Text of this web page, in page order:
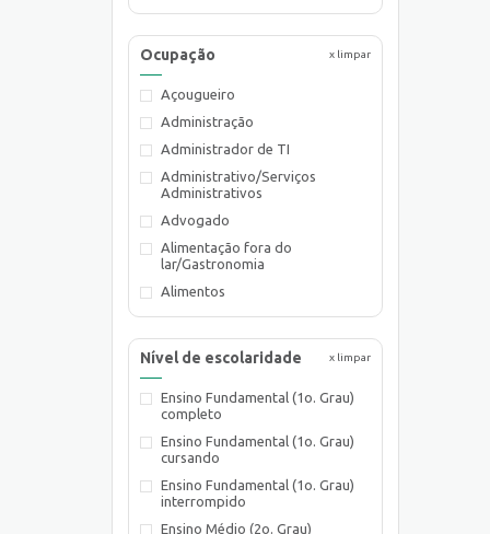
Técnico
x limpar
Ocupação
Açougueiro
Administração
Administrador de TI
Administrativo/Serviços
Administrativos
Advogado
Alimentação fora do
lar/Gastronomia
Alimentos
Almoxarife
Assistente de Planejamento
Assistente Social
Atendente Comercial
Auxiliar de Cozinha
x limpar
Nível de escolaridade
Ensino Fundamental (1o. Grau)
completo
Ensino Fundamental (1o. Grau)
cursando
Ensino Fundamental (1o. Grau)
interrompido
Ensino Médio (2o. Grau)